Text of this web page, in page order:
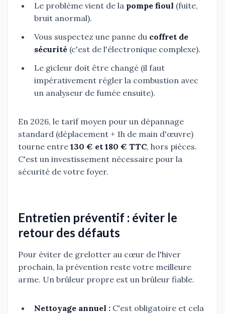
Le problème vient de la pompe fioul (fuite,
bruit anormal).
Vous suspectez une panne du coffret de
sécurité (c'est de l'électronique complexe).
Le gicleur doit être changé (il faut
impérativement régler la combustion avec
un analyseur de fumée ensuite).
En 2026, le tarif moyen pour un dépannage
standard (déplacement + 1h de main d'œuvre)
tourne entre 130 € et 180 € TTC, hors pièces.
C'est un investissement nécessaire pour la
sécurité de votre foyer.
Entretien préventif : éviter le
retour des défauts
Pour éviter de grelotter au cœur de l'hiver
prochain, la prévention reste votre meilleure
arme. Un brûleur propre est un brûleur fiable.
Nettoyage annuel : C'est obligatoire et cela